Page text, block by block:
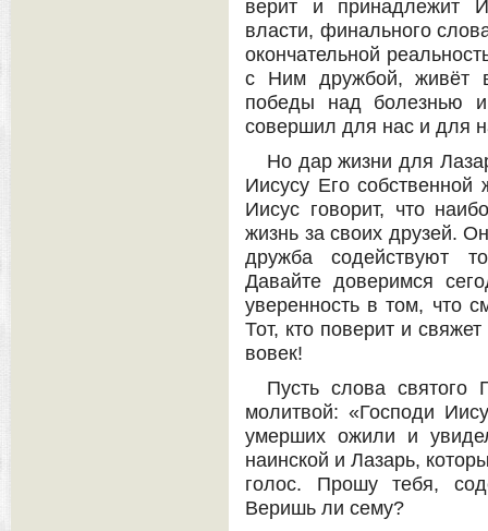
верит и принадлежит
власти, финального
окончательной
с Ним дружбой, живёт
победы над болезнью
совершил для нас и для
Но дар жизни для
Иисусу Его
Иисус говорит, что
жизнь за своих друзей.
дружба содействуют
Давайте доверимся
уверенность в том, что
Тот, кто поверит и
вовек!
Пусть слова святого
молитвой: «Господи
умерших ожили и
наинской и Лазарь,
голос. Прошу тебя,
Веришь ли сему?